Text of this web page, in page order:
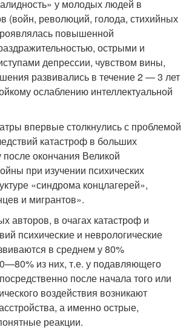
у молодых людей в
(войн, революций, голода, стихийных
повышенной
острыми и
депрессии, чувством вины,
развивались в течение 2 — 3 лет
ослаблению интеллектуальной
впервые столкнулись с проблемой
катастроф в больших
окончания Великой
при изучении психических
«синдрома концлагерей»,
и мигрантов».
авторов, в очагах катастроф и
психические и неврологические
в среднем у 80%
из них, т.е. у подавляющего
после начала того или
воздействия возникают
а именно острые,
реакции.